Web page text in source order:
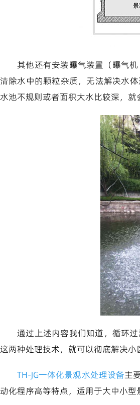
其他还有安装曝气装置（曝气
清除水中的颗粒杂质，无法解决水
水池不规则或者面积大水比较深，就
通过上述内容我们知道，循环
这两种处理技术，就可以彻底解决小
TH-JG一体化景观水处理设备主
动化程序高等特点，适用于大中小型